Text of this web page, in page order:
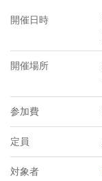
開催日時
開催場所
参加費
定員
対象者